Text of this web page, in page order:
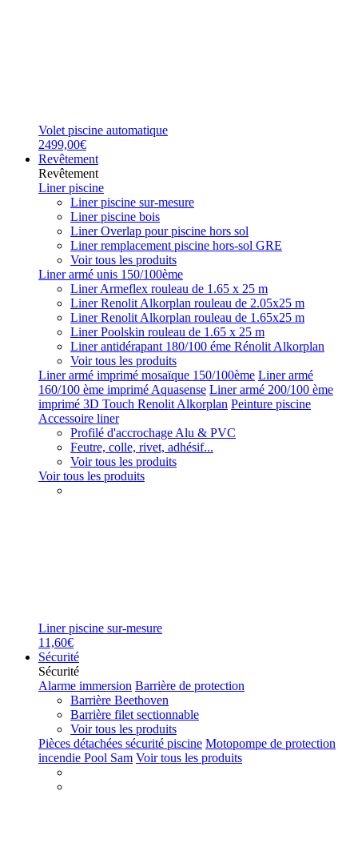
Volet piscine automatique
2499,00€
Revêtement
Revêtement
Liner piscine
Liner piscine sur-mesure
Liner piscine bois
Liner Overlap pour piscine hors sol
Liner remplacement piscine hors-sol GRE
Voir tous les produits
Liner armé unis 150/100ème
Liner Armeflex rouleau de 1.65 x 25 m
Liner Renolit Alkorplan rouleau de 2.05x25 m
Liner Renolit Alkorplan rouleau de 1.65x25 m
Liner Poolskin rouleau de 1.65 x 25 m
Liner antidérapant 180/100 éme Rénolit Alkorplan
Voir tous les produits
Liner armé imprimé mosaïque 150/100ème Liner armé
160/100 ème imprimé Aquasense Liner armé 200/100 ème
imprimé 3D Touch Renolit Alkorplan Peinture piscine
Accessoire liner
Profilé d'accrochage Alu & PVC
Feutre, colle, rivet, adhésif...
Voir tous les produits
Voir tous les produits
Liner piscine sur-mesure
11,60€
Sécurité
Sécurité
Alarme immersion Barrière de protection
Barrière Beethoven
Barrière filet sectionnable
Voir tous les produits
Pièces détachées sécurité piscine Motopompe de protection
incendie Pool Sam Voir tous les produits